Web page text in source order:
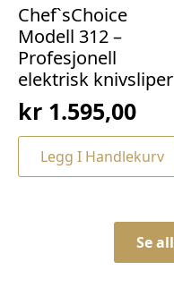
Chef`sChoice
Modell 312 –
Profesjonell
elektrisk knivsliper
kr 1.595,00
Legg I Handlekurv
Se